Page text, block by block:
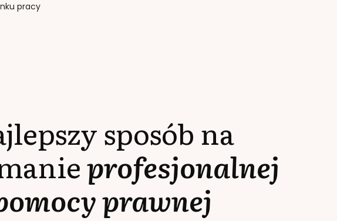
pracy
sposób na
profesjonalnej
prawnej